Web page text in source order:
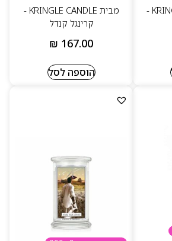
מבית KRINGLE CANDLE -
מבית KRINGLE CANDLE -
קרינגל קנדל
₪ 167.00
הוספה לסל